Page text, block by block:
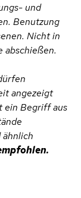
und
Benutzung
Nicht in
abschießen.
angezeigt
ein Begriff aus